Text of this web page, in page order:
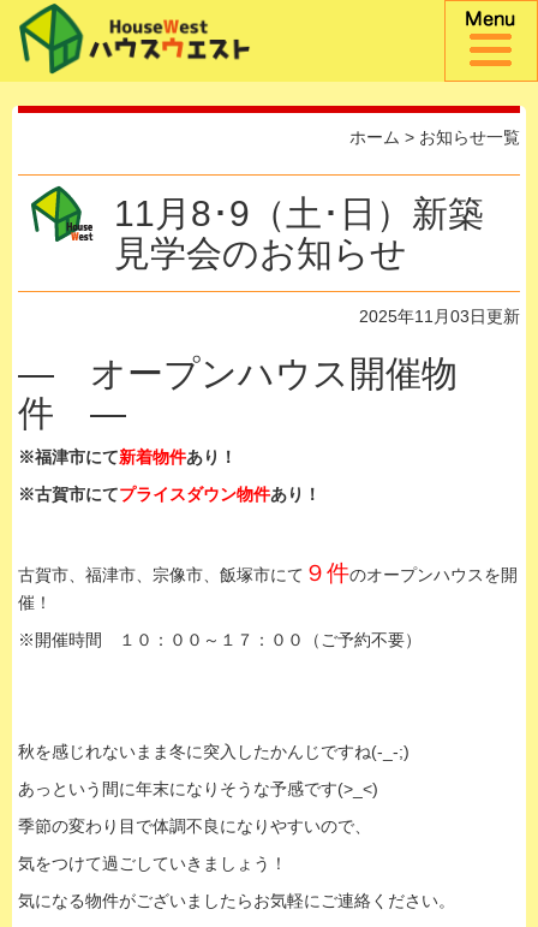
ホーム > お知らせ一覧
11月8･9（土･日）新築
見学会のお知らせ
2025年11月03日更新
— オープンハウス開催物
件 —
※福津市にて新着物件あり！
※古賀市にてプライスダウン物件あり！
古賀市、福津市、宗像市、飯塚市にて ９件のオープンハウスを開
催！
※開催時間 １０：００～１７：００（ご予約不要）
秋を感じれないまま冬に突入したかんじですね(-_-;)
あっという間に年末になりそうな予感です(>_<)
季節の変わり目で体調不良になりやすいので、
気をつけて過ごしていきましょう！
気になる物件がございましたらお気軽にご連絡ください。